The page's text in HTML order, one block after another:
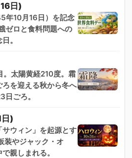
日)
年10月16日）を記念
ゼロと食料問題への
。
。太陽黄経210度。霜
を迎える秋から冬へ
ごろ。
)
ウィン」を起源とす
装やジャック・オ
親しまれる。